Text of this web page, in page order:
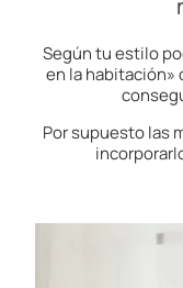
Según tu estilo
en la habitación»
Por supuesto las